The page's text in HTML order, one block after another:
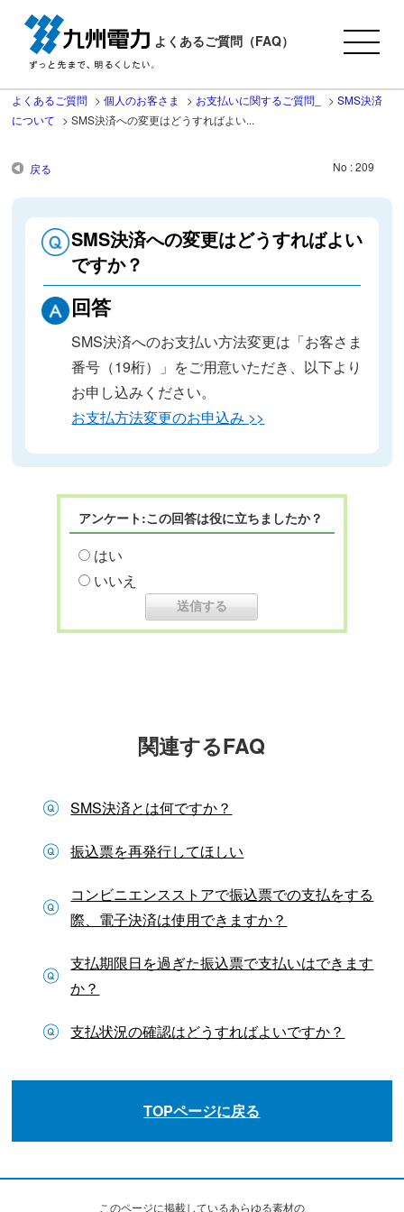
よくあるご質問（FAQ）
よくあるご質問 >個人のお客さま > お支払いに関するご質問_ >SMS決済
について >SMS決済への変更はどうすればよい...
戻る No : 209
SMS決済への変更はどうすればよい
ですか？
回答
SMS決済へのお支払い方法変更は「お客さま
番号（19桁）」をご用意いただき、以下より
お申し込みください。
お支払方法変更のお申込み >>
アンケート:この回答は役に立ちましたか？
はい
いいえ
関連するFAQ
SMS決済とは何ですか？
振込票を再発行してほしい
コンビニエンスストアで振込票での支払をする
際、電子決済は使用できますか？
支払期限日を過ぎた振込票で支払いはできます
か？
支払状況の確認はどうすればよいですか？
TOPページに戻る
このページに掲載しているあらゆる素材の